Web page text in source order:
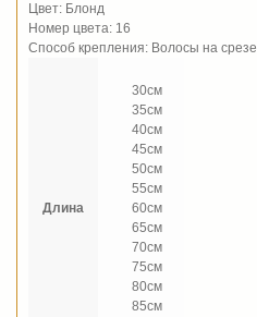
Цвет: Блонд
Номер цвета: 16
Способ крепления: Волосы на срезе
Длина
30см
35см
40см
45см
50см
55см
60см
65см
70см
75см
80см
85см